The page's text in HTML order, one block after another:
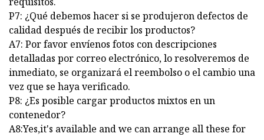
P7: ¿Qué debemos hacer si se produjeron defectos de
calidad después de recibir los productos?
A7: Por favor envíenos fotos con descripciones
detalladas por correo electrónico, lo resolveremos de
inmediato, se organizará el reembolso o el cambio una
vez que se haya verificado.
P8: ¿Es posible cargar productos mixtos en un
contenedor?
A8:Yes,it's available and we can arrange all these for